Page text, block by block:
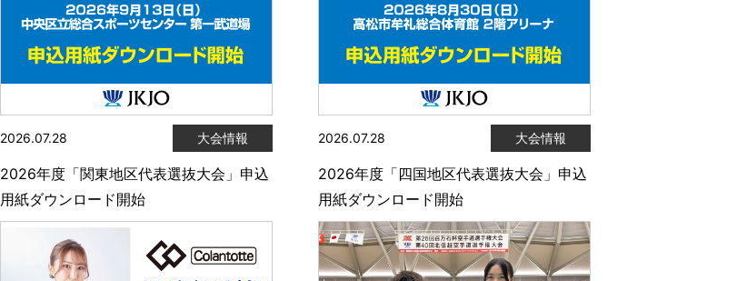
大会情報
2026.07.28
2026年度「関東地区代表選抜大会」申込
用紙ダウンロード開始
大会情報
2026.07.28
2026年度「四国地区代表選抜大会」申込
用紙ダウンロード開始